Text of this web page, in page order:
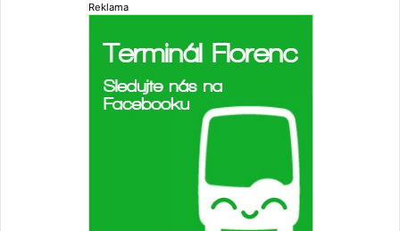
Reklama